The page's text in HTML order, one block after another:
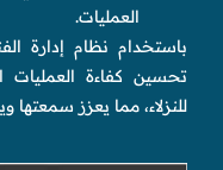
العمليات.
باستخدام نظام إدارة
تحسين كفاءة العمليات
للنزلاء، مما يعزز سمعتها